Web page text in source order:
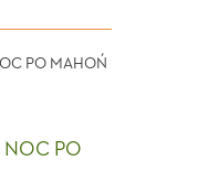
NOC PO